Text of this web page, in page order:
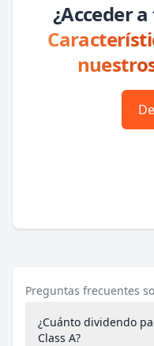
¿Acceder a
Preguntas frecuentes
¿Cuánto dividendo
Class A?